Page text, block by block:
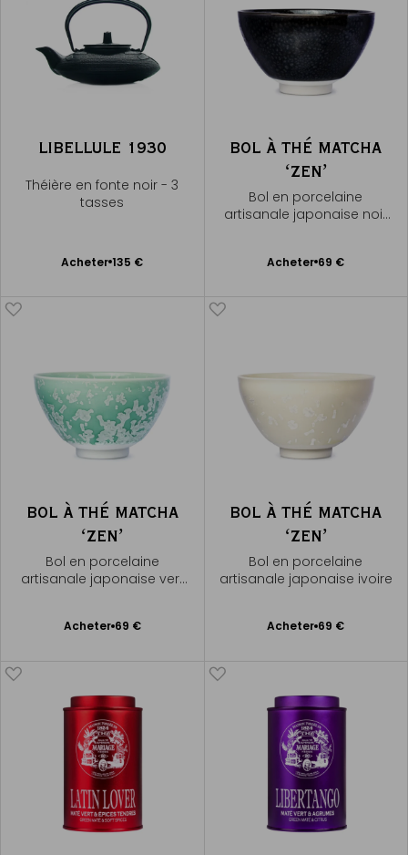
LIBELLULE 1930
Théière en fonte noir - 3
tasses
Acheter 135 €
Ajouter
BOL À THÉ MATCHA
ʻZENʼ
Bol en porcelaine
artisanale japonaise noir
Acheter 69 €
Ajouter
BOL À THÉ MATCHA
ʻZENʼ
Bol en porcelaine
artisanale japonaise vert
Acheter 69 €
Ajouter
BOL À THÉ MATCHA
ʻZENʼ
Bol en porcelaine
artisanale japonaise ivoire
Acheter 69 €
Ajouter